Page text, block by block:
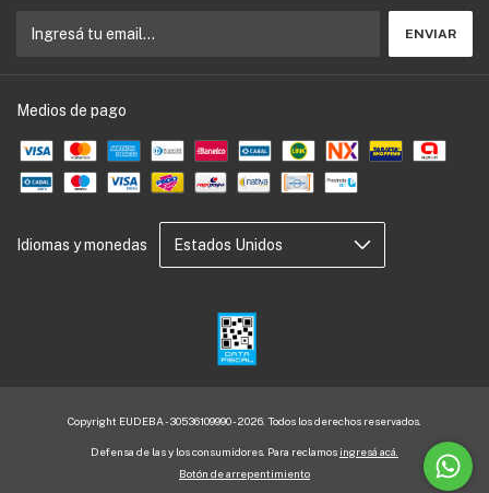
Medios de pago
Idiomas y monedas
Copyright EUDEBA - 30536109990 - 2026. Todos los derechos reservados.
Defensa de las y los consumidores. Para reclamos ingresá acá.
Botón de arrepentimiento